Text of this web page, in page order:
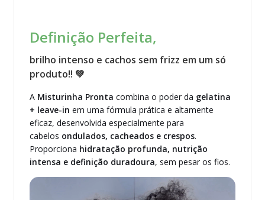
Definição Perfeita,
brilho intenso e cachos sem frizz em um só
produto!! 💚
A Misturinha Pronta combina o poder da gelatina
+ leave-in em uma fórmula prática e altamente
eficaz, desenvolvida especialmente para
cabelos ondulados, cacheados e crespos.
Proporciona hidratação profunda, nutrição
intensa e definição duradoura, sem pesar os fios.